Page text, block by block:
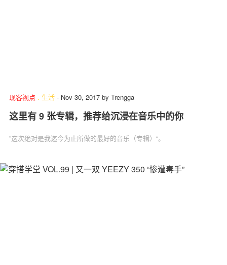
现客视点 . 生活 - Nov 30, 2017 by Trengga
这里有 9 张专辑，推荐给沉浸在音乐中的你
”这次绝对是我迄今为止所做的最好的音乐（专辑）“。